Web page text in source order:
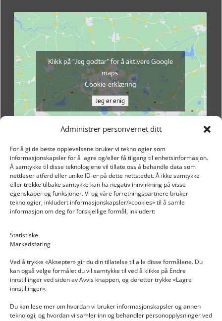
Administrer personvernet ditt
For å gi de beste opplevelsene bruker vi teknologier som
informasjonskapsler for å lagre og/eller få tilgang til enhetsinformasjon.
Å samtykke til disse teknologiene vil tillate oss å behandle data som
nettleser atferd eller unike ID-er på dette nettstedet. Å ikke samtykke
eller trekke tilbake samtykke kan ha negativ innvirkning på visse
egenskaper og funksjoner. Vi og våre forretningspartnere bruker
teknologier, inkludert informasjonskapsler/«cookies» til å samle
informasjon om deg for forskjellige formål, inkludert:
Statistiske
Markedsføring
Ved å trykke «Aksepter» gir du din tillatelse til alle disse formålene. Du
kan også velge formålet du vil samtykke til ved å klikke på Endre
innstillinger ved siden av Avvis knappen, og deretter trykke «Lagre
innstillinger».
Du kan lese mer om hvordan vi bruker informasjonskapsler og annen
teknologi, og hvordan vi samler inn og behandler personopplysninger ved
Klikk på "Jeg godtar" for å aktivere Google
maps
Cookie-erklæring
Jeg er enig
INFORMASJON